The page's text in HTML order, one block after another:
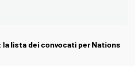
la lista dei convocati per Nations